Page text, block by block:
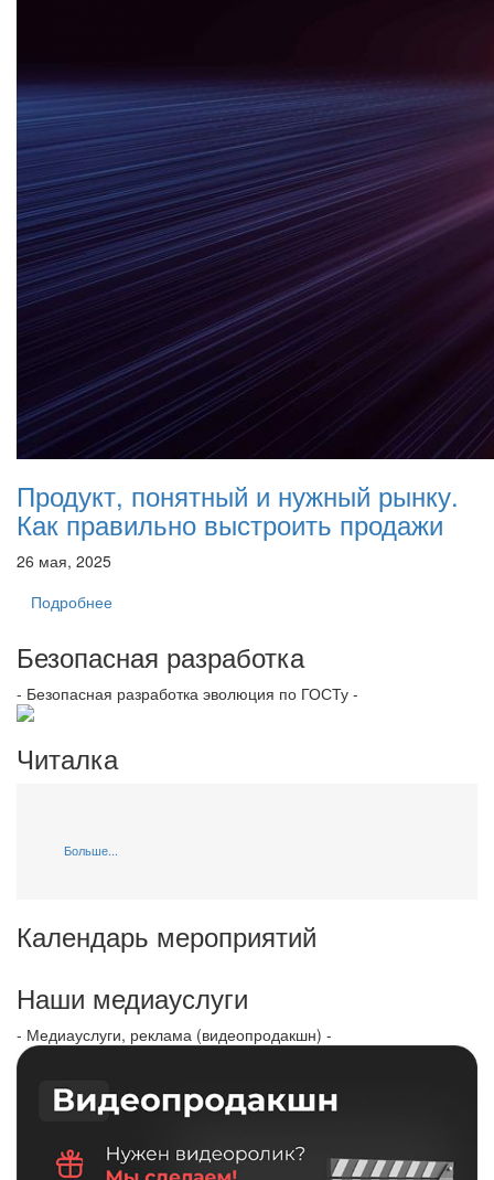
Продукт, понятный и нужный рынку.
Как правильно выстроить продажи
26 мая, 2025
Подробнее
Безопасная разработка
- Безопасная разработка эволюция по ГОСТу -
Читалка
Больше...
Календарь мероприятий
Наши медиауслуги
- Медиауслуги, реклама (видеопродакшн) -